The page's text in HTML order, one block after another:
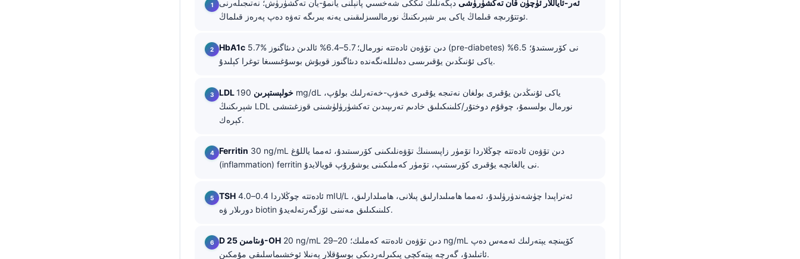
ئەر-ئاياللار ئۈچۈن قان تەكشۈرۈشى دېگەنلىك ئىككى شەخسىي پانېلنى يانمۇ-يان تەكشۈرۈش؛ نەتىجىلەرنى
ئوتتۇرىچە قىلماڭ ياكى بىر شېرىكنىڭ نورمالسىزلىقىنى يەنە بىرىگە تەۋە دەپ پەرەز قىلماڭ.
HbA1c 5.7% دىن تۆۋەن ئادەتتە نورمال؛ 5.7–6.4% ئالدىن دىئاگنوز (pre-diabetes) نى كۆرسىتىدۇ؛ 6.5%
ياكى ئۇنىڭدىن يۇقىرىسى دەلىللەنگەندە دىئاگنوز قويۇش بوسۇغىسىغا توغرا كېلىدۇ.
LDL خولېستېرىن 190 mg/dL ياكى ئۇنىڭدىن يۇقىرى بولغان نەتىجە يۇقىرى خەۋپ-خەتەرلىك بولۇپ،
شېرىكنىڭ LDL نورمال بولسىمۇ، چوقۇم دوختۇر/كلىنىكىلىق خادىم تەرىپىدىن تەكشۈرۈلۈشىنى قوزغىتىشى
كېرەك.
Ferritin 30 ng/mL دىن تۆۋەن ئادەتتە چوڭلاردا تۆمۈر زاپىسىنىڭ تۆۋەنلىكىنى كۆرسىتىدۇ، ئەمما ياللۇغ
(inflammation) ferritin نى يالغانچە يۇقىرى كۆرسىتىپ، تۆمۈر كەملىكىنى يوشۇرۇپ قويالايدۇ.
TSH
دورىلار ۋە biotin كلىنىكىلىق مەنىنى ئۆزگەرتەلەيدۇ.
D ۋىتامىن 25-OH 20 ng/mL دىن تۆۋەن ئادەتتە كەملىك؛ 20–29 ng/mL كۆپىنچە يېتەرلىك ئەمەس دەپ
ئاتىلىدۇ، گەرچە يېتەكچى پىكىرلەردىكى بوسۇقلار يەنىلا ئوخشىماسلىقى مۇمكىن.